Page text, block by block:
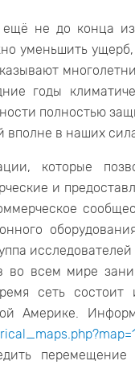
не до конца
уменьшить
годы
полностью
вполне в наших
которые
и
всем мире
сеть
Америке.
перемещение